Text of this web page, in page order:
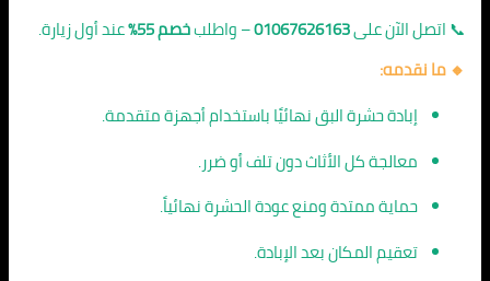
📞 اتصل الآن على01067626163– واطلبخصم 55%
عند أول زيارة.
🔸 ما نقدمه:
إبادة حشرة البق نهائيًا باستخدام أجهزة متقدمة.
معالجة كل الأثاث دون تلف أو ضرر.
حماية ممتدة ومنع عودة الحشرة نهائياً.
تعقيم المكان بعد الإبادة.